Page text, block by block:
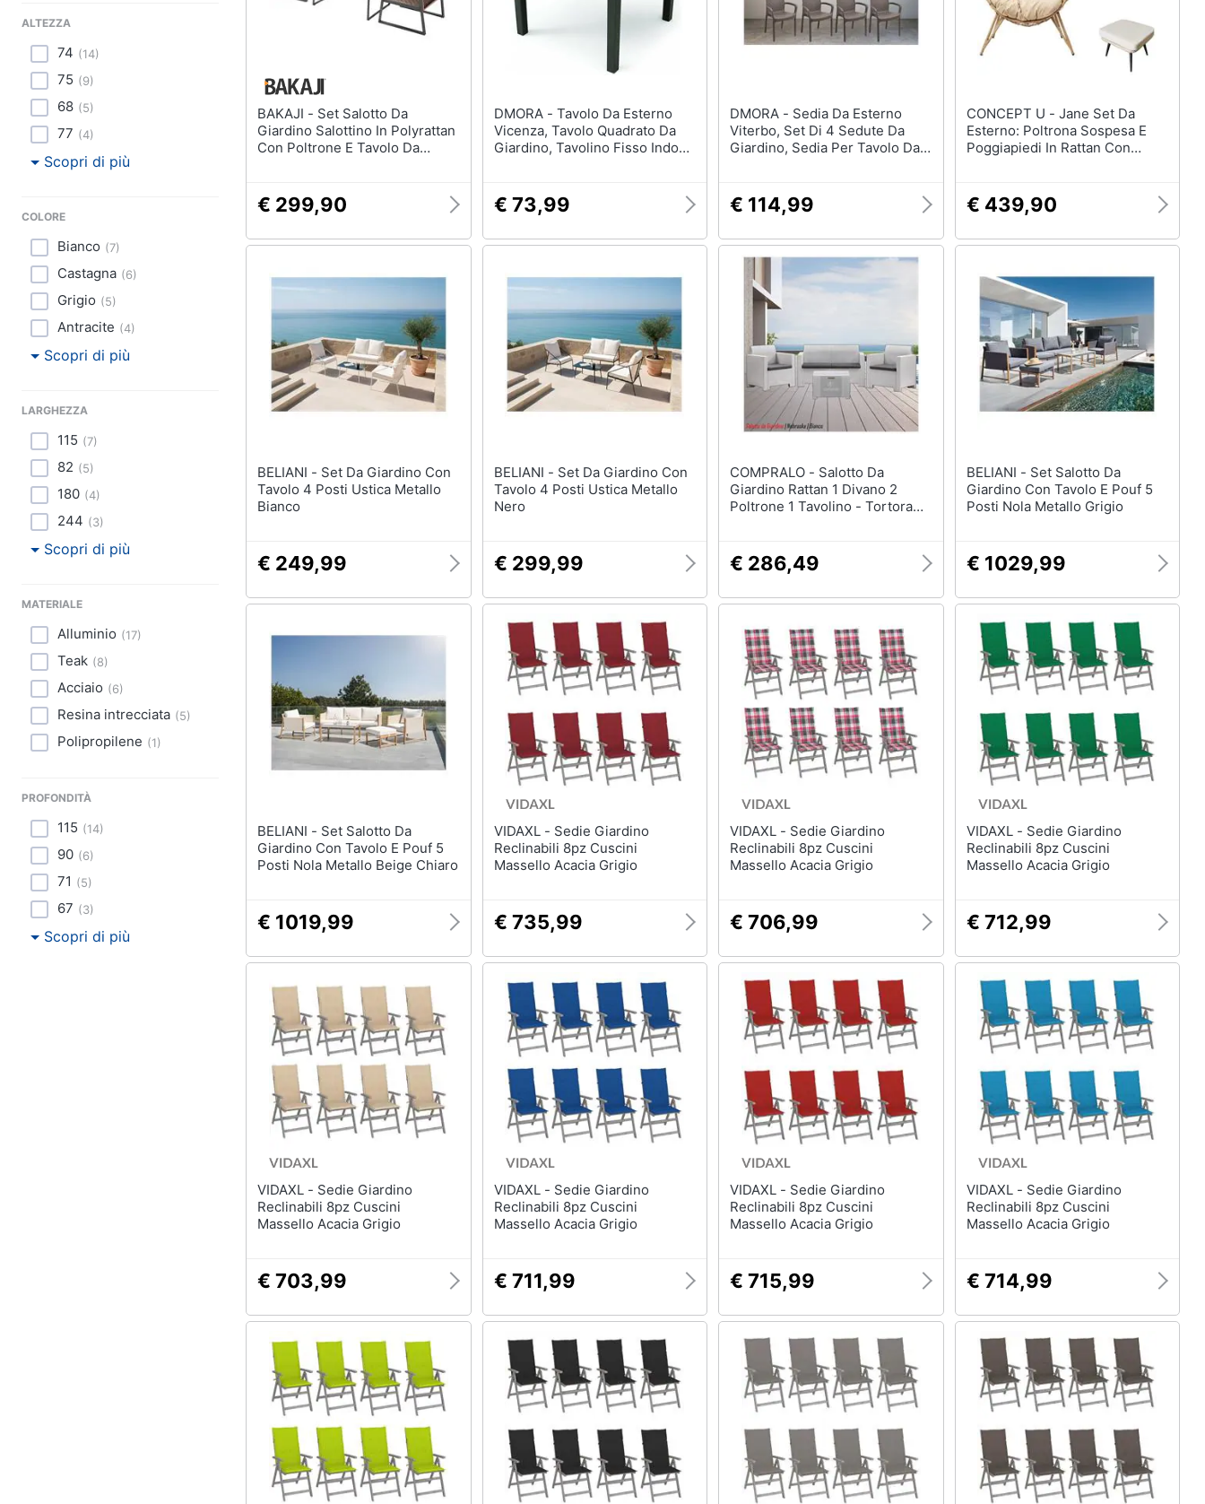
Motori
Festività e ricorrenze
Armadio portascope
Vedi tutti
ALTEZZA
74 (14)
75 (9)
68 (5)
77 (4)
Scopri di più
COLORE
Bianco (7)
Castagna (6)
Grigio (5)
Antracite (4)
Scopri di più
LARGHEZZA
115 (7)
82 (5)
180 (4)
244 (3)
Scopri di più
MATERIALE
Alluminio (17)
Teak (8)
Acciaio (6)
Resina intrecciata (5)
Polipropilene (1)
PROFONDITÀ
115 (14)
90 (6)
71 (5)
67 (3)
Scopri di più
BAKAJI - Set Salotto Da
Giardino Salottino In Polyrattan
Con Poltrone E Tavolo Da
€ 299,90
DMORA - Tavolo Da Esterno
Vicenza, Tavolo Quadrato Da
Giardino, Tavolino Fisso Indoor
Cm, Antracite
€ 73,99
DMORA - Sedia Da Esterno
Viterbo, Set Di 4 Sedute Da
Giardino, Sedia Per Tavolo Da
Italy, 54x60h82 Cm, Marrone
€ 114,99
CONCEPT U - Jane Set Da
Esterno: Poltrona Sospesa E
Poggiapiedi In Rattan Con
€ 439,90
BELIANI - Set Da Giardino Con
Tavolo 4 Posti Ustica Metallo
Bianco
€ 249,99
BELIANI - Set Da Giardino Con
Tavolo 4 Posti Ustica Metallo
Nero
€ 299,99
COMPRALO - Salotto Da
Giardino Rattan 1 Divano 2
Poltrone 1 Tavolino - Tortora
€ 286,49
BELIANI - Set Salotto Da
Giardino Con Tavolo E Pouf 5
Posti Nola Metallo Grigio
€ 1029,99
BELIANI - Set Salotto Da
Giardino Con Tavolo E Pouf 5
Posti Nola Metallo Beige Chiaro
€ 1019,99
VIDAXL - Sedie Giardino
Reclinabili 8pz Cuscini
Massello Acacia Grigio
€ 735,99
VIDAXL - Sedie Giardino
Reclinabili 8pz Cuscini
Massello Acacia Grigio
€ 706,99
VIDAXL - Sedie Giardino
Reclinabili 8pz Cuscini
Massello Acacia Grigio
€ 712,99
VIDAXL - Sedie Giardino
Reclinabili 8pz Cuscini
Massello Acacia Grigio
€ 703,99
VIDAXL - Sedie Giardino
Reclinabili 8pz Cuscini
Massello Acacia Grigio
€ 711,99
VIDAXL - Sedie Giardino
Reclinabili 8pz Cuscini
Massello Acacia Grigio
€ 715,99
VIDAXL - Sedie Giardino
Reclinabili 8pz Cuscini
Massello Acacia Grigio
€ 714,99